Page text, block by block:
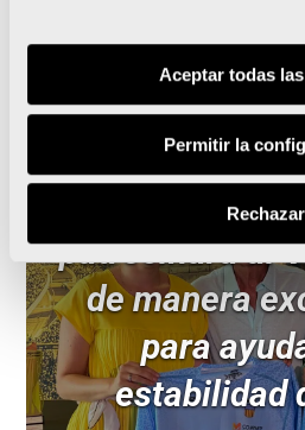
Aceptar todas
Permitir la
Rechazar
El Maratón
patrocinará al
de manera
para
estabilidad